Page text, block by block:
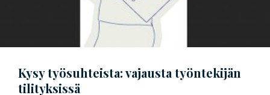
Kysy työsuhteista: vajausta työntekijän
tilityksissä